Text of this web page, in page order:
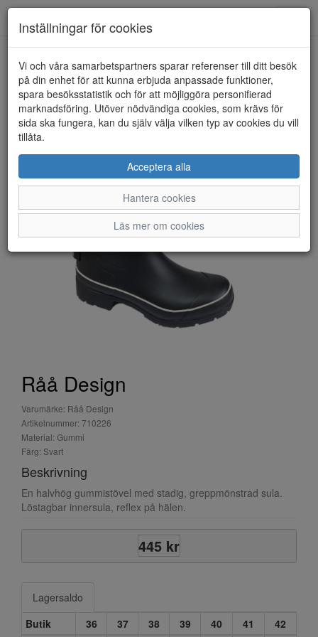
HEM RÅÅ DESIGN
Råå Design
Varumärke: Råå Design
Artikelnummer: 710226
Material: Gummi
Färg: Svart
Beskrivning
En halvhög gummistövel med stadig, greppmönstrad sula.
Löstagbar innersula, reflex på hälen.
445 kr
Lagersaldo
Butik
36 37 38 39 40 41 42
Inställningar för cookies
Vi och våra samarbetspartners sparar referenser till ditt besök
på din enhet för att kunna erbjuda anpassade funktioner,
spara besöksstatistik och för att möjliggöra personifierad
marknadsföring. Utöver nödvändiga cookies, som krävs för
sida ska fungera, kan du själv välja vilken typ av cookies du vill
tillåta.
Acceptera alla
Hantera cookies
Läs mer om cookies